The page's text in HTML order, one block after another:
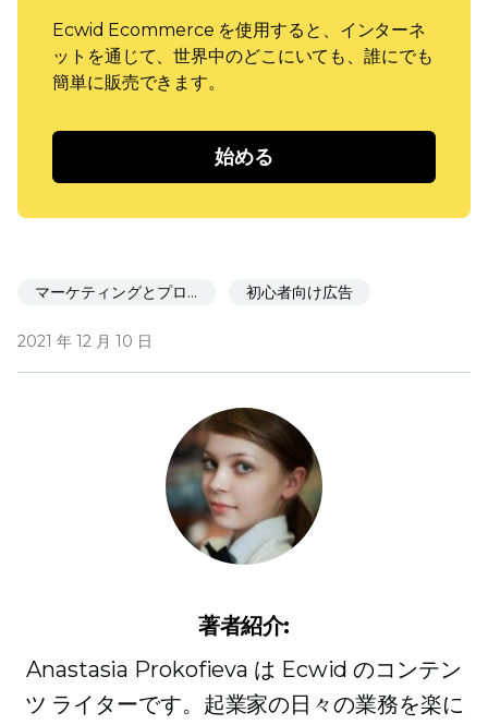
Ecwid Ecommerce を使用すると、インターネ
ットを通じて、世界中のどこにいても、誰にでも
簡単に販売できます。
始める
マーケティングとプロモーション 初心者向け広告
2021 年 12 月 10 日
著者紹介:
Anastasia Prokofieva は Ecwid のコンテン
ツ ライターです。起業家の日々の業務を楽に